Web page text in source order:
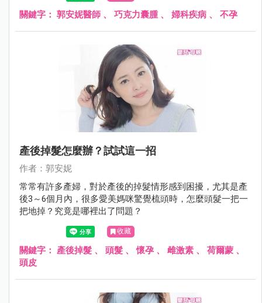
關鍵字： 郭安妮醫師 、 巧克力囊腫、 婦科疾病 、 不孕
產後掉髮怎麼辦？試試這一招
作者：郭安妮
常常有許多產婦，對於產後的掉髮情形感到困擾，尤其是產
後3～6個月內，很多愛美媽咪驚覺梳頭時，怎麼頭髮一把一
把地掉？究竟是哪裡出了問題？
收藏
關鍵字： 產後掉髮 、 頭髮 、懷孕 、 雌激素 、 荷爾蒙 、
頭皮